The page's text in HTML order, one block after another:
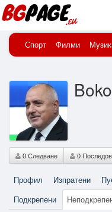
Начало Boko Неподкрепени
Спорт Филми
Boko
0 Следване 0
Профил Изпратени
Подкрепени